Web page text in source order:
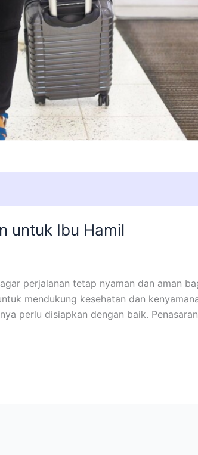
untuk Ibu Hamil
perjalanan tetap nyaman dan aman
mendukung kesehatan dan
perlu disiapkan dengan baik.